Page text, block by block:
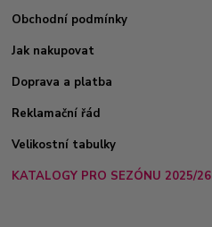
Obchodní podmínky
Jak nakupovat
Doprava a platba
Reklamační řád
Velikostní tabulky
KATALOGY PRO SEZÓNU 2025/26